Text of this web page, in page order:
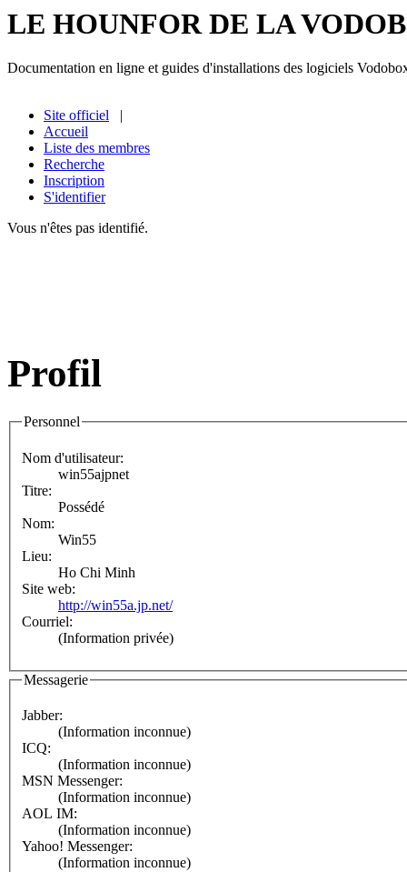
LE HOUNFOR DE LA
Documentation en ligne et guides d'installations des logiciels
Site officiel |
Accueil
Liste des membres
Recherche
Inscription
S'identifier
Vous n'êtes pas identifié.
Profil
Personnel
Nom d'utilisateur:
win55ajpnet
Titre:
Possédé
Nom:
Win55
Lieu:
Ho Chi Minh
Site web:
http://win55a.jp.net/
Courriel:
(Information privée)
Messagerie
Jabber:
(Information inconnue)
ICQ:
(Information inconnue)
MSN Messenger:
(Information inconnue)
AOL IM:
(Information inconnue)
Yahoo! Messenger:
(Information inconnue)